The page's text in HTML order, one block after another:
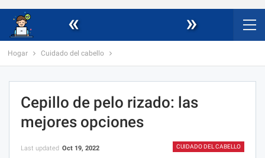
« »
Hogar Cuidado del cabello
Cepillo de pelo rizado: las
mejores opciones
CUIDADO DEL CABELLO
Last updated Oct 19, 2022